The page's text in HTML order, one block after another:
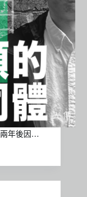
兩年後因…